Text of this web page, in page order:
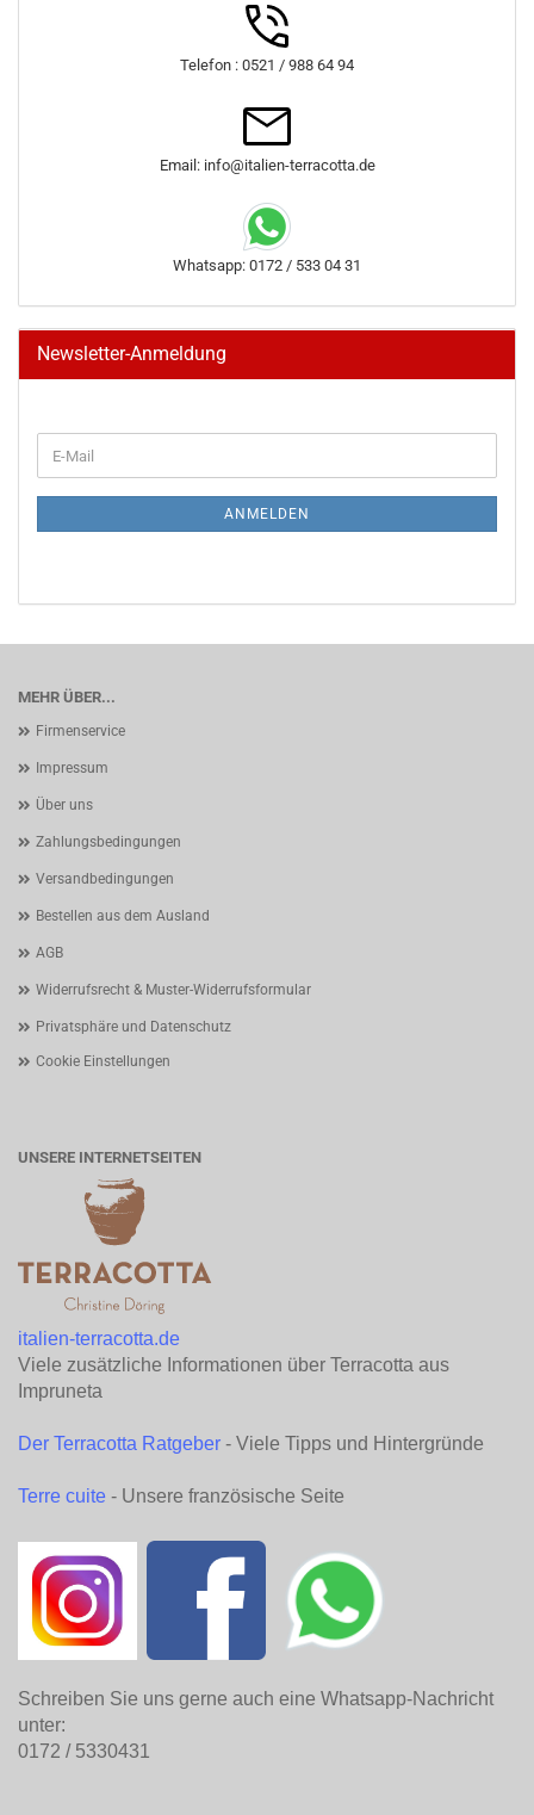
Telefon : 0521 / 988 64 94
Email: info@italien-terracotta.de
Whatsapp: 0172 / 533 04 31
Newsletter-Anmeldung
ZUR
E-
Mail
ANMELDEN
MEHR ÜBER...
Firmenservice
Impressum
Über uns
Zahlungsbedingungen
Versandbedingungen
Bestellen aus dem Ausland
AGB
Widerrufsrecht & Muster-Widerrufsformular
Privatsphäre und Datenschutz
Cookie Einstellungen
UNSERE INTERNETSEITEN
italien-terracotta.de
Viele zusätzliche Informationen über Terracotta aus
Impruneta
Der Terracotta Ratgeber - Viele Tipps und Hintergründe
Terre cuite - Unsere französische Seite
Schreiben Sie uns gerne auch eine Whatsapp-Nachricht
unter:
0172 / 5330431